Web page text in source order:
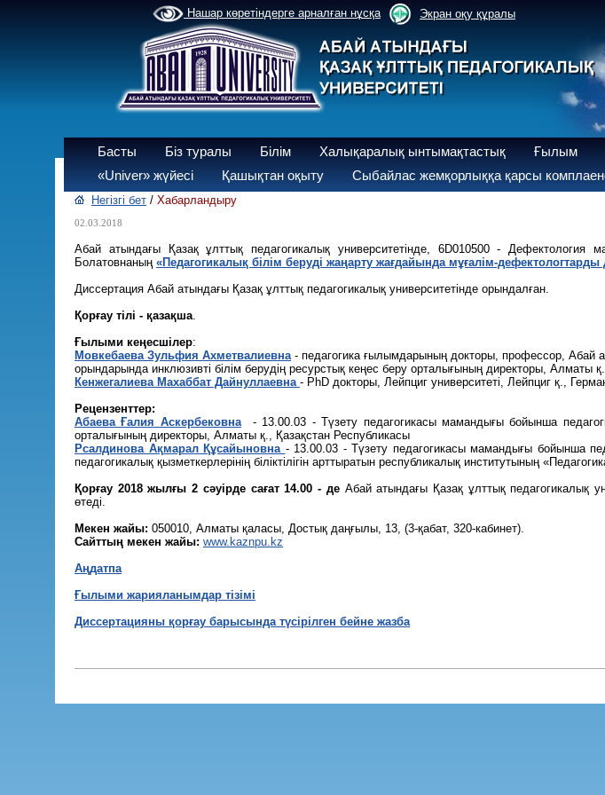
Нашар көретіндерге арналған нұсқа Экран оқу құралы
Басты Біз туралы Білім Халықаралық ынтымақтастық Ғылым
«Univer» жүйесі
Қашықтан оқыту Сыбайлас жемқорлыққа қарсы
Негізгі бет / Хабарландыру
02.03.2018
Абай атындағы Қазақ ұлттық педагогикалық университетінде, 6D010500 -
Болатовнаның «Педагогикалық білім беруді жаңарту жағдайында мұғалім-
Диссертация Абай атындағы Қазақ ұлттық педагогикалық университетінде орындалған.
Қорғау тілі - қазақша.
Ғылыми кеңесшілер:
Мовкебаева Зульфия Ахметвалиевна - педагогика ғылымдарының докторы, профессор, Абай
орындарында инклюзивті білім берудің ресурстық кеңес беру орталығының директоры, Алматы
Кенжегалиева Махаббат Дайнуллаевна - PhD докторы, Лейпциг университеті, Лейпциг қ.,
Рецензенттер:
Абаева Ғалия Аскербековна- 13.00.03 - Түзету педагогикасы мамандығы бойынша
орталығының директоры, Алматы қ., Қазақстан Республикасы
Рсалдинова Ақмарал Құсайыновна - 13.00.03 - Түзету педагогикасы мамандығы бойынша
педагогикалық қызметкерлерінің біліктілігін арттыратын республикалық институтының
Қорғау 2018 жылғы 2 сәуірде сағат 14.00 - деАбай атындағы Қазақ ұлттық педагогикалық
өтеді.
Мекен жайы: 050010, Алматы қаласы, Достық даңғылы, 13, (3-қабат, 320-кабинет).
Сайттың мекен жайы: www.kaznpu.kz
Аңдатпа
Ғылыми жарияланымдар тізімі
Диссертацияны қорғау барысында түсірілген бейне жазба